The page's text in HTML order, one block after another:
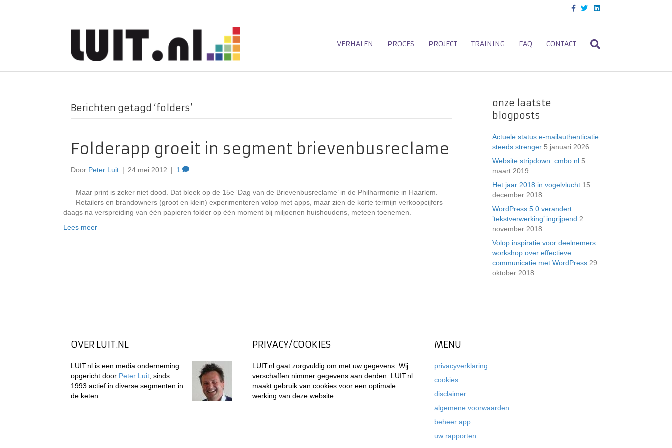
c
o
o
T
i
e
L
n
d
VERHALEN PROCES PROJECT TRAINING FAQ CONTACT
Berichten getagd ‘folders’
Folderapp groeit in segment brievenbusreclame
Door Peter Luit | 24 mei 2012 | 1
Maar print is zeker niet dood. Dat bleek op de 15e ‘Dag van de Brievenbusreclame’ in de Philharmonie in Haarlem.
Retailers en brandowners (groot en klein) experimenteren volop met apps, maar zien de korte termijn verkoopcijfers
daags na verspreiding van één papieren folder op één moment bij miljoenen huishoudens, meteen toenemen.
Lees meer
onze laatste
blogposts
Actuele status e-mailauthenticatie:
steeds strenger 5 januari 2026
Website stripdown: cmbo.nl 5
maart 2019
Het jaar 2018 in vogelvlucht 15
december 2018
WordPress 5.0 verandert
’tekstverwerking’ ingrijpend 2
november 2018
Volop inspiratie voor deelnemers
workshop over effectieve
communicatie met WordPress 29
oktober 2018
OVER LUIT.NL
LUIT.nl is een media onderneming
opgericht door Peter Luit , sinds
1993 actief in diverse segmenten in
de keten.
PRIVACY/COOKIES
LUIT.nl gaat zorgvuldig om met uw gegevens. Wij
verschaffen nimmer gegevens aan derden. LUIT.nl
maakt gebruik van cookies voor een optimale
werking van deze website.
MENU
privacyverklaring
cookies
disclaimer
algemene voorwaarden
beheer app
uw rapporten